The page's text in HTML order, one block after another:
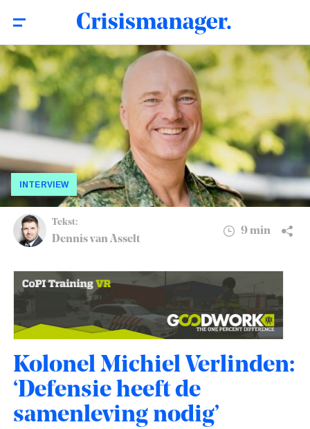
Kolonel Michiel Verlinden: ‘Defensie heeft
de samenleving nodig’
INTERVIEW
Tekst:
Dennis van Asselt
9 min
Kolonel Michiel Verlinden:
‘Defensie heeft de
samenleving nodig’